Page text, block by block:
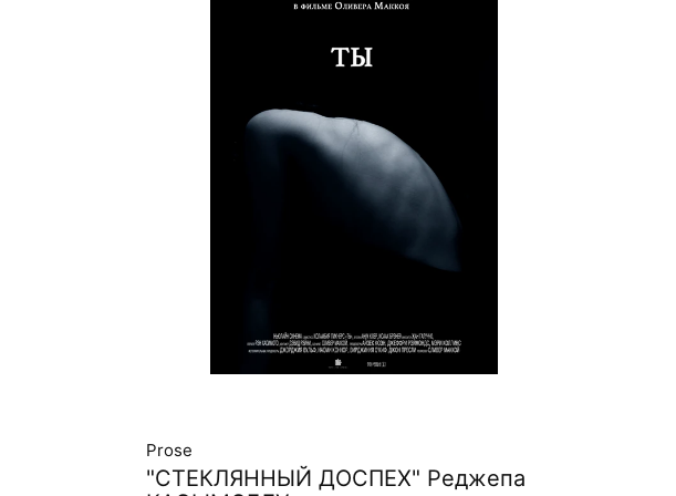
Prose
"СТЕКЛЯННЫЙ ДОСПЕХ" Реджепа